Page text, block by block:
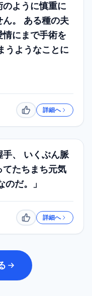
のように慎重に
。 ある種の夫
にまで手術を
うようなことに
いいね詳細へ
手、 いくぶん脈
たちまち元気
だ。」
いいね詳細へ